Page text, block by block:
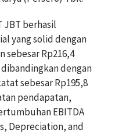
JBT berhasil
yang solid dengan
Rp216,4
dengan
sebesar Rp195,8
pendapatan,
EBITDA
Depreciation, and